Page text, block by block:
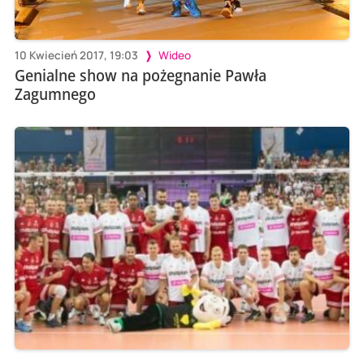
10 Kwiecień 2017, 19:03 Wideo
Genialne show na pożegnanie Pawła
Zagumnego